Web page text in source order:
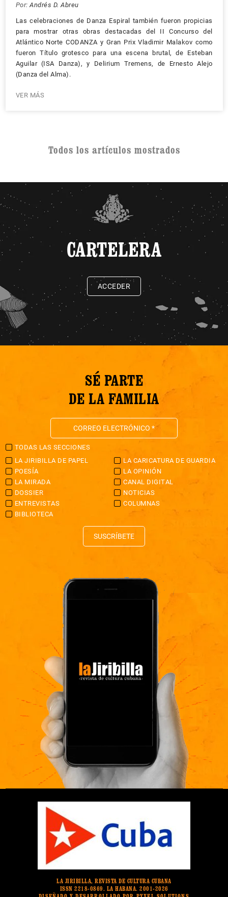
Por: Andrés D. Abreu
Las celebraciones de Danza Espiral también fueron propicias
para mostrar otras obras destacadas del II Concurso del
Atlántico Norte CODANZA y Gran Prix Vladimir Malakov como
fueron Título grotesco para una escena brutal, de Esteban
Aguilar (ISA Danza), y Delirium Tremens, de Ernesto Alejo
(Danza del Alma).
VER MÁS
Todos los artículos mostrados
CARTELERA
ACCEDER
SÉ PARTE
DE LA FAMILIA
TODAS LAS SECCIONES
LA JIRIBILLA DE PAPEL
LA CARICATURA DE GUARDIA
POESÍA
LA OPINIÓN
LA MIRADA
CANAL DIGITAL
DOSSIER
NOTICIAS
ENTREVISTAS
COLUMNAS
BIBLIOTECA
SUSCRÍBETE
LA JIRIBILLA, REVISTA DE CULTURA CUBANA
ISSN 2218-0869. LA HABANA. 2001-2026